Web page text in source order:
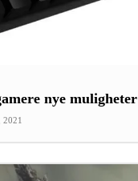
nye muligheter
2021